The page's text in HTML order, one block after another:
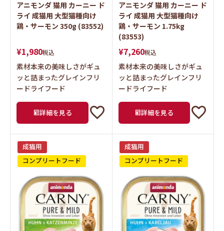
鶏・サーモン 350g (83552)
¥1,980 税込
ッと詰まったグレインフリ
ードライフード
詳細を見る
鶏・サーモン 1.75kg
(83553)
¥7,260 税込
素材本来の美味しさがギュ
ッと詰まったグレインフリ
ードライフード
詳細を見る
成猫用
成猫用